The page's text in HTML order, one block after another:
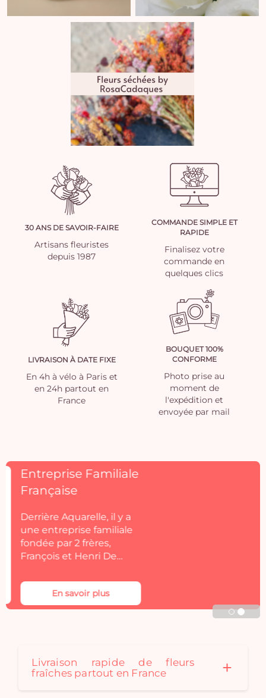
30 ANS DE SAVOIR-FAIRE
Artisans fleuristes
depuis 1987
COMMANDE SIMPLE ET
RAPIDE
Finalisez votre
commande en
quelques clics
LIVRAISON À DATE FIXE
En 4h à vélo à Paris et
en 24h partout en
France
BOUQUET 100%
CONFORME
Photo prise au
moment de
l'expédition et
envoyée par mail
Découvrez
séchées Rosa Cadaqués
décoration. Rosa
Cadaques créé au fil des
pour convenir à tous les
styles de décoration. Un
Livraison rapide de fleurs
fraîches partout en France